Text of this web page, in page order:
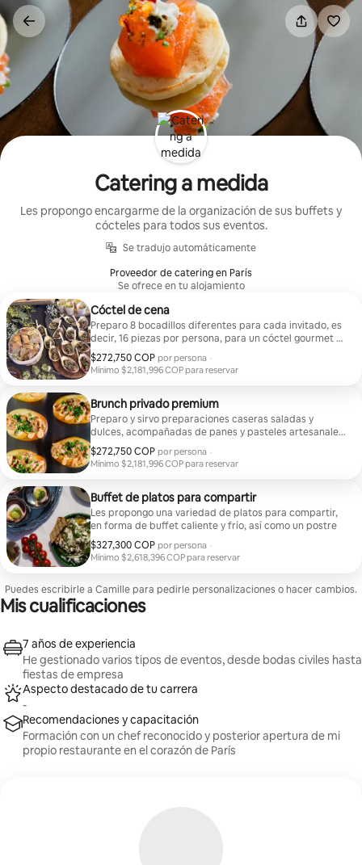
Omite
el
contenido
Catering a medida
Les propongo encargarme de la organización de sus buffets y
cócteles para todos sus eventos.
Se tradujo automáticamente
Proveedor de catering en París
Se ofrece en tu alojamiento
Cóctel de cena
Preparo 8 bocadillos diferentes para cada invitado, es
decir, 16 piezas por persona, para un cóctel gourmet y
personalizado.
$272,750 COP por persona
$272,750 COP por huésped
·
Mínimo $2,181,996 COP para reservar
Brunch privado premium
Preparo y sirvo preparaciones caseras saladas y
dulces, acompañadas de panes y pasteles artesanales,
jugos frescos, café y té de calidad * Opción Premium:
huevos benedictinos de la casa, decoración floral
$272,750 COP por persona
$272,750 COP por huésped
·
Mínimo $2,181,996 COP para reservar
Buffet de platos para compartir
Les propongo una variedad de platos para compartir,
en forma de buffet caliente y frío, así como un postre
$327,300 COP por persona
$327,300 COP por huésped
·
Mínimo $2,618,396 COP para reservar
Puedes escribirle a Camille para pedirle personalizaciones o hacer cambios.
Mis cualificaciones
7 años de experiencia
He gestionado varios tipos de eventos, desde bodas civiles hasta
fiestas de empresa
Aspecto destacado de tu carrera
-
Recomendaciones y capacitación
Formación con un chef reconocido y posterior apertura de mi
propio restaurante en el corazón de París